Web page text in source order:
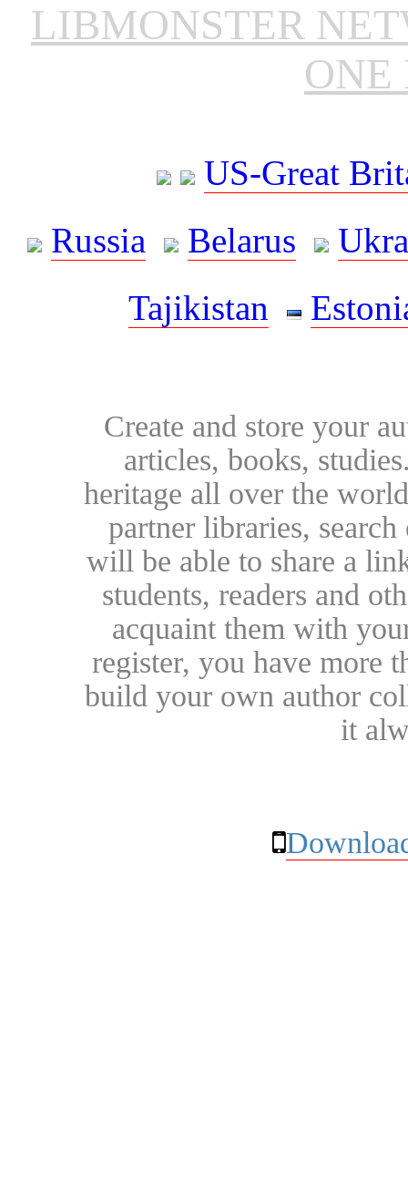
LIBMONSTER
ONE
US-Great
Russia
Belarus
Tajikistan
Create and store your
articles, books,
heritage all over the
partner libraries,
will be able to share a
students, readers and
acquaint them with
register, you have more
build your own author
it